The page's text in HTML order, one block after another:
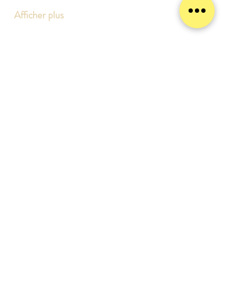
Afficher plus